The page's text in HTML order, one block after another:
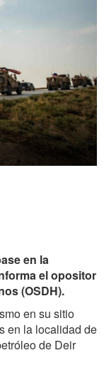
Nexolatino.Canal
en la
el opositor
(OSDH).
en su sitio
en la localidad de
de Deir